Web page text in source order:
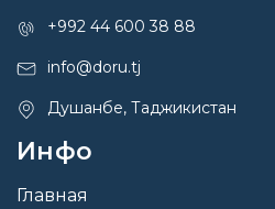
+992 44 600 38 88
info@doru.tj
Душанбе, Таджикистан
Инфо
Главная